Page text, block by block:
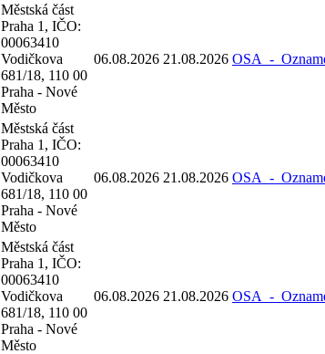
Městská část
Praha 1, IČO:
00063410
Vodičkova
681/18, 110 00
Praha - Nové
Město
06.08.2026 21.08.2026 OSA_-
Městská část
Praha 1, IČO:
00063410
Vodičkova
681/18, 110 00
Praha - Nové
Město
06.08.2026 21.08.2026 OSA_-
Městská část
Praha 1, IČO:
00063410
Vodičkova
681/18, 110 00
Praha - Nové
Město
06.08.2026 21.08.2026 OSA_-